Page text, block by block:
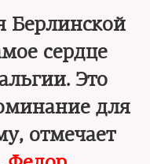
Берлинской
сердце
Это
для
отмечает